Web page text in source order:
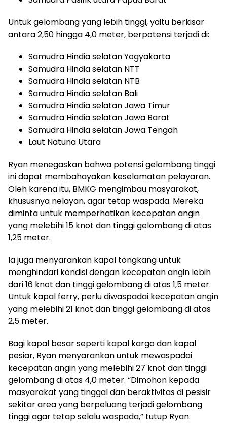
Untuk gelombang yang lebih tinggi, yaitu berkisar
antara 2,50 hingga 4,0 meter, berpotensi terjadi di:
Samudra Hindia selatan Yogyakarta
Samudra Hindia selatan NTT
Samudra Hindia selatan NTB
Samudra Hindia selatan Bali
Samudra Hindia selatan Jawa Timur
Samudra Hindia selatan Jawa Barat
Samudra Hindia selatan Jawa Tengah
Laut Natuna Utara
Ryan menegaskan bahwa potensi gelombang tinggi
ini dapat membahayakan keselamatan pelayaran.
Oleh karena itu, BMKG mengimbau masyarakat,
khususnya nelayan, agar tetap waspada. Mereka
diminta untuk memperhatikan kecepatan angin
yang melebihi 15 knot dan tinggi gelombang di atas
1,25 meter.
Ia juga menyarankan kapal tongkang untuk
menghindari kondisi dengan kecepatan angin lebih
dari 16 knot dan tinggi gelombang di atas 1,5 meter.
Untuk kapal ferry, perlu diwaspadai kecepatan angin
yang melebihi 21 knot dan tinggi gelombang di atas
2,5 meter.
Bagi kapal besar seperti kapal kargo dan kapal
pesiar, Ryan menyarankan untuk mewaspadai
kecepatan angin yang melebihi 27 knot dan tinggi
gelombang di atas 4,0 meter. “Dimohon kepada
masyarakat yang tinggal dan beraktivitas di pesisir
sekitar area yang berpeluang terjadi gelombang
tinggi agar tetap selalu waspada,” tutup Ryan.